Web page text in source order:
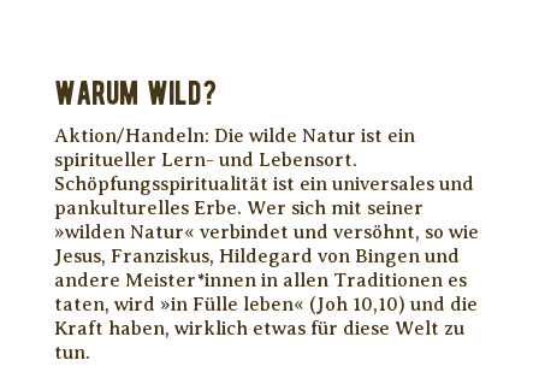
WARUM WILD?
Aktion/Handeln: Die wilde Natur ist ein
spiritueller Lern- und Lebensort.
Schöpfungsspiritualität ist ein universales und
pankulturelles Erbe. Wer sich mit seiner
»wilden Natur« verbindet und versöhnt, so wie
Jesus, Franziskus, Hildegard von Bingen und
andere Meister*innen in allen Traditionen es
taten, wird »in Fülle leben« (Joh 10,10) und die
Kraft haben, wirklich etwas für diese Welt zu
tun.